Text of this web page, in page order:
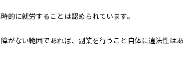
的に就労することは認められています。
がない範囲であれば、副業を行うこと自体に違法性はあ